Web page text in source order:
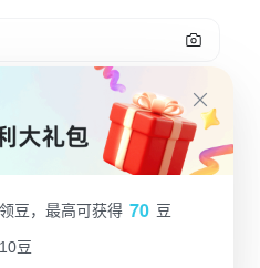
68
豆，最高可获得 70 豆
豆